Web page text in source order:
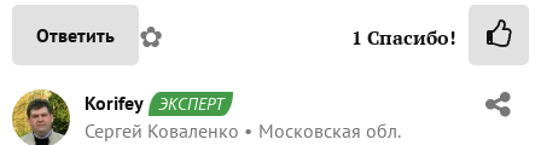
Ответить ✿ 1 Спасибо!
Korifey ЭКСПЕРТ
Сергей Коваленко
Московская обл.